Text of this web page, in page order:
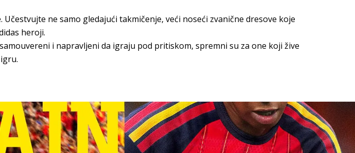
ne samo gledajući takmičenje, veći noseći zvanične dresove koje
heroji.
i napravljeni da igraju pod pritiskom, spremni su za one koji žive
igru.